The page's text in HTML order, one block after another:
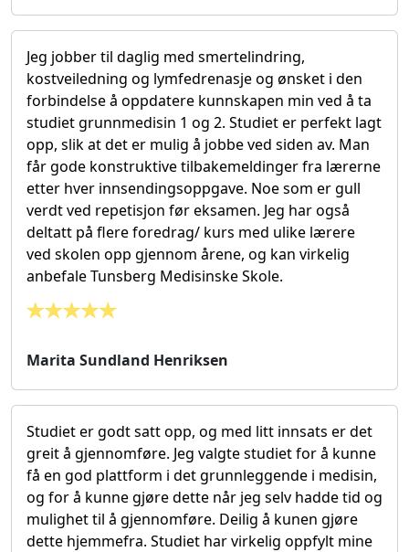
Jeg jobber til daglig med smertelindring,
kostveiledning og lymfedrenasje og ønsket i den
forbindelse å oppdatere kunnskapen min ved å ta
studiet grunnmedisin 1 og 2. Studiet er perfekt lagt
opp, slik at det er mulig å jobbe ved siden av. Man
får gode konstruktive tilbakemeldinger fra lærerne
etter hver innsendingsoppgave. Noe som er gull
verdt ved repetisjon før eksamen. Jeg har også
deltatt på flere foredrag/ kurs med ulike lærere
ved skolen opp gjennom årene, og kan virkelig
anbefale Tunsberg Medisinske Skole.
Marita Sundland Henriksen
Studiet er godt satt opp, og med litt innsats er det
greit å gjennomføre. Jeg valgte studiet for å kunne
få en god plattform i det grunnleggende i medisin,
og for å kunne gjøre dette når jeg selv hadde tid og
mulighet til å gjennomføre. Deilig å kunen gjøre
dette hjemmefra. Studiet har virkelig oppfylt mine